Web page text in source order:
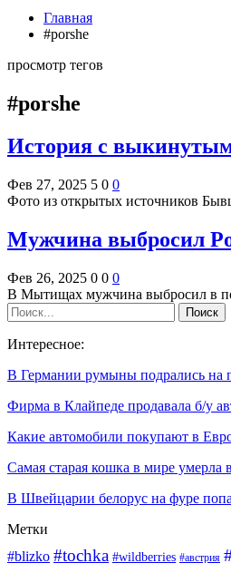
Главная
#porshe
просмотр тегов
#porshe
История с выкинутым
Фев 27, 2025 5 0 0
Фото из открытых источников
Мужчина выбросил
Фев 26, 2025 0 0 0
В Мытищах мужчина выбросил в
Интересное:
В Германии румыны подрались на
Фирма в Клайпеде продавала б/у
Какие автомобили покупают в
Самая старая кошка в мире умерла
В Швейцарии белорус на фуре
Метки
#blizko #tochka #wildberries #австрия